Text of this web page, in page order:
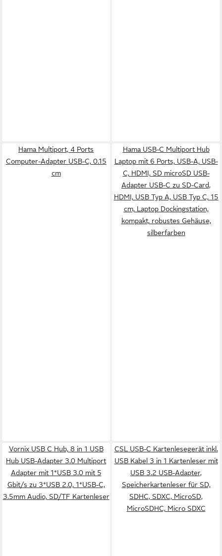
Hama Multiport, 4 Ports
Computer-Adapter USB-C, 0.15
cm
Hama USB-C Multiport Hub
Laptop mit 6 Ports, USB-A, USB-
C, HDMI, SD microSD USB-
Adapter USB-C zu SD-Card,
HDMI, USB Typ A, USB Typ C, 15
cm, Laptop Dockingstation,
kompakt, robustes Gehäuse,
silberfarben
Vornix USB C Hub, 8 in 1 USB
Hub USB-Adapter 3.0 Multiport
Adapter mit 1*USB 3.0 mit 5
Gbit/s zu 3*USB 2.0, 1*USB-C,
3.5mm Audio, SD/TF Kartenleser
CSL USB-C Kartenlesegerät inkl.
USB Kabel 3 in 1 Kartenleser mit
USB 3.2 USB-Adapter,
Speicherkartenleser für SD,
SDHC, SDXC, MicroSD,
MicroSDHC, Micro SDXC